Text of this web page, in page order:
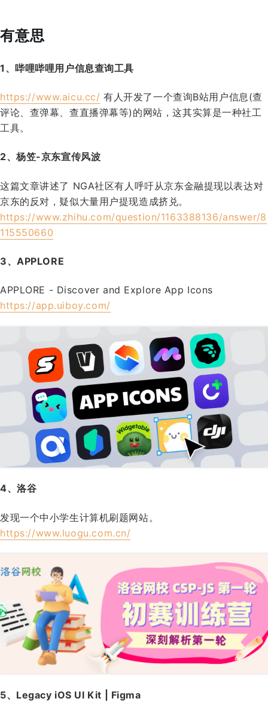
有意思
1、哔哩哔哩用户信息查询工具
https://www.aicu.cc/ 有人开发了一个查询B站用户信息(查
评论、查弹幕、查直播弹幕等)的网站，这其实算是一种社工
工具。
2、杨笠-京东宣传风波
这篇文章讲述了 NGA社区有人呼吁从京东金融提现以表达对
京东的反对，疑似大量用户提现造成挤兑。
https://www.zhihu.com/question/1163388136/answer/8
115550660
3、APPLORE
APPLORE - Discover and Explore App Icons
https://app.uiboy.com/
4、洛谷
发现一个中小学生计算机刷题网站。
https://www.luogu.com.cn/
5、Legacy iOS UI Kit | Figma